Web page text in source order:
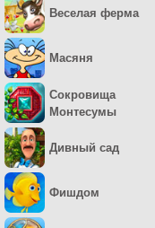
Веселая ферма
Масяня
Сокровища
Монтесумы
Дивный сад
Фишдом